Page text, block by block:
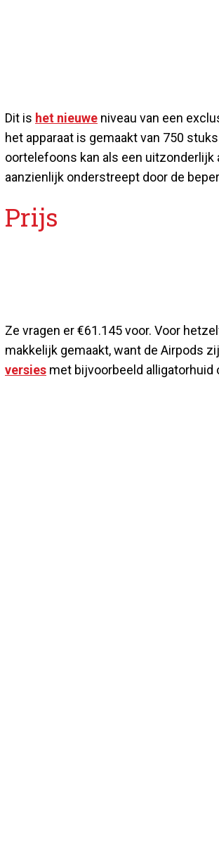
Dit is het nieuwe niveau van een
het apparaat is gemaakt van 750 stuks
oortelefoons kan als een
aanzienlijk onderstreept door de
Prijs
Ze vragen er €61.145 voor. Voor
makkelijk gemaakt, want de Airpods
versies met bijvoorbeeld alligatorhuid